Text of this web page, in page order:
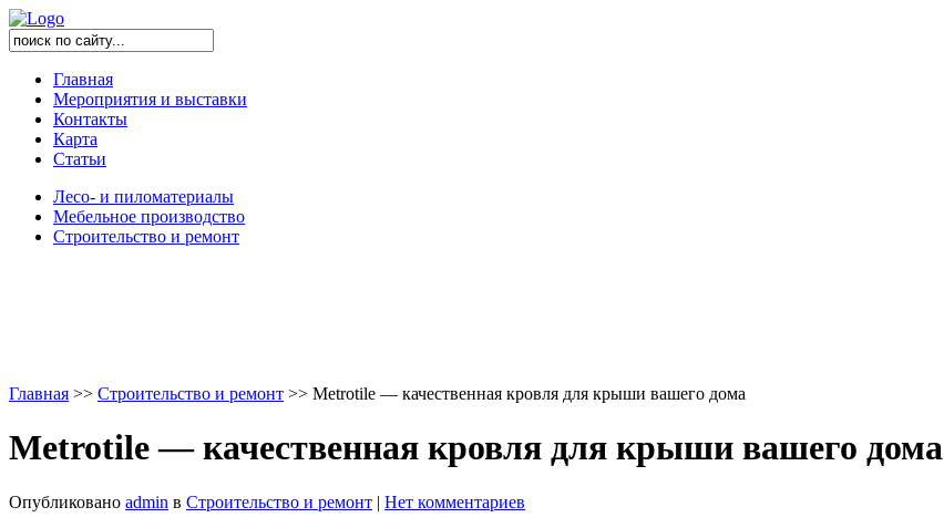
Главная
Мероприятия и выставки
Контакты
Карта
Статьи
Лесо- и пиломатериалы
Мебельное производство
Строительство и ремонт
Главная >> Строительство и ремонт >> Metrotile — качественная кровля для крыши вашего дома
Metrotile — качественная кровля для крыши вашего дома
Опубликовано admin в Строительство и ремонт | Нет комментариев